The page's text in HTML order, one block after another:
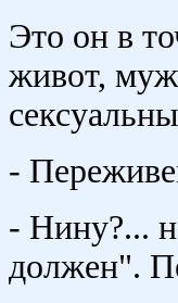
Это он в
живот,
-
- Нину?...
должен".